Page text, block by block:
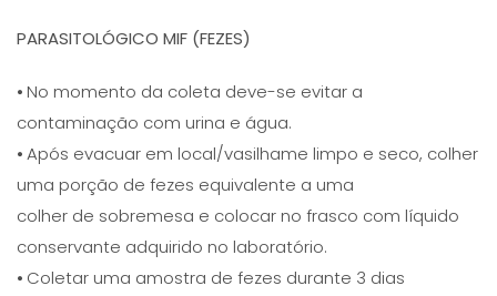
PARASITOLÓGICO MIF (FEZES)
⦁ No momento da coleta deve-se evitar a
contaminação com urina e água.
⦁ Após evacuar em local/vasilhame limpo e seco, colher
uma porção de fezes equivalente a uma
colher de sobremesa e colocar no frasco com líquido
conservante adquirido no laboratório.
⦁ Coletar uma amostra de fezes durante 3 dias